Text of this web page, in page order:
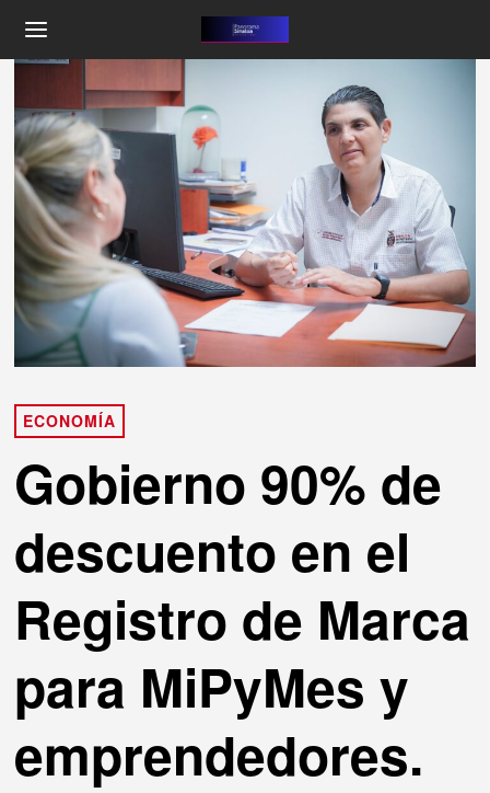
ECONOMÍA
Gobierno 90% de
descuento en el
Registro de Marca
para MiPyMes y
emprendedores.